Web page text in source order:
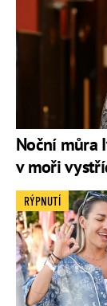
Noční můra
v moři
RÝPNUTÍ